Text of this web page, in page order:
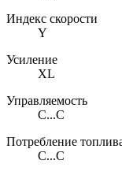
Индекс скорости
Y
Усиление
XL
Управляемость
C...C
Потребление
C...C